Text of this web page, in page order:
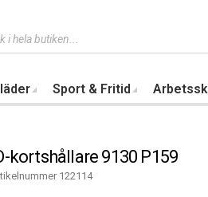
i hela butiken...
Sport & Fritid
kortshållare 9130 P159
122114